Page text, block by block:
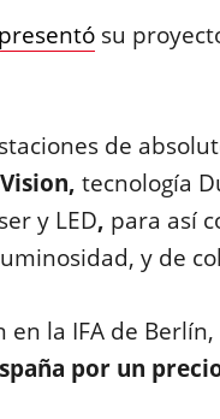
presentósu
de
tecnología
y LED, para así
y de
la IFA de
por un